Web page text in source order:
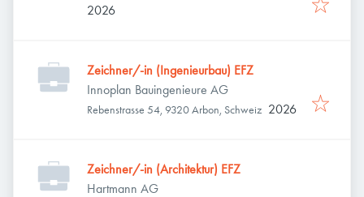
Schweiz
2026
Zeichner/-in (Ingenieurbau) EFZ
Innoplan Bauingenieure AG
Rebenstrasse 54, 9320 Arbon, Schweiz 2026
Zeichner/-in (Architektur) EFZ
Hartmann AG